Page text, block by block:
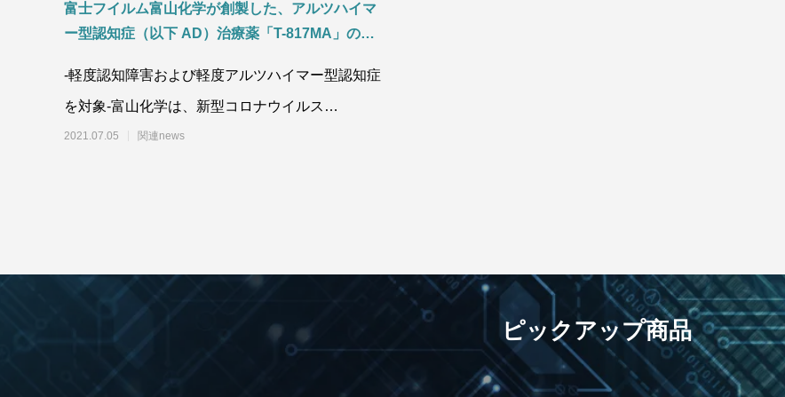
富士フイルム富山化学が創製した、アルツハイマ
ー型認知症（以下 AD）治療薬「T-817MA」の臨
-軽度認知障害および軽度アルツハイマー型認知症
を対象-富山化学は、新型コロナウイルス
(COVIT19)の治療薬として期待されている
2021.07.05 関連news
ピックアップ商品